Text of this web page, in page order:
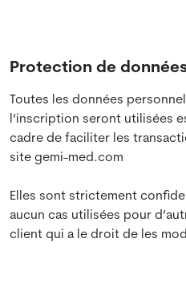
Protection de
Toutes les données
l’inscription seront utilisées
cadre de faciliter les
site gemi-med.com
Elles sont strictement
aucun cas utilisées pour
client qui a le droit de les